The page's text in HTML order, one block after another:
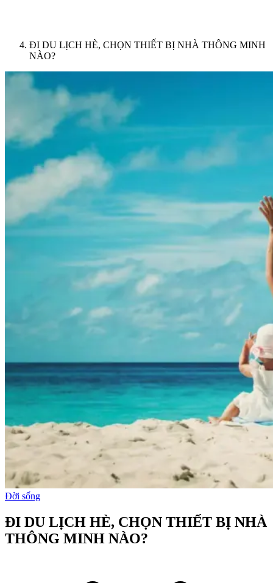
ĐI DU LỊCH HÈ, CHỌN THIẾT BỊ NHÀ THÔNG MINH
NÀO?
Đời sống
ĐI DU LỊCH HÈ, CHỌN THIẾT BỊ NHÀ
THÔNG MINH NÀO?